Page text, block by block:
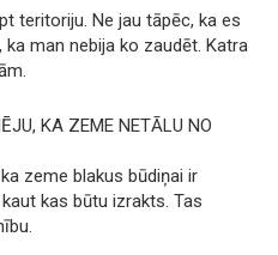
teritoriju. Ne jau tāpēc, ka es
man nebija ko zaudēt. Katra
KA ZEME NETĀLU NO
zeme blakus būdiņai ir
kas būtu izrakts. Tas